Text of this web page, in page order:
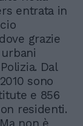
entrata in
grazie
Dal
sono
e 856
residenti.